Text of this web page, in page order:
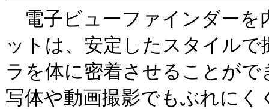
電子ビューファインダーを
ットは、安定したスタイル
ラを体に密着させることが
写体や動画撮影でもぶれにく